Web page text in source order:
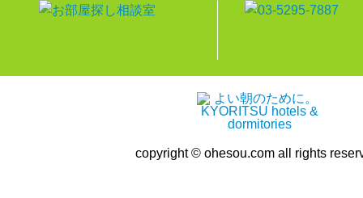
copyright © ohesou.com all rights